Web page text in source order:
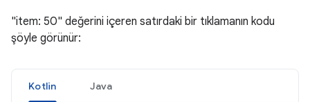
"item: 50" değerini içeren satırdaki bir tıklamanın kodu
şöyle görünür:
Kotlin Java